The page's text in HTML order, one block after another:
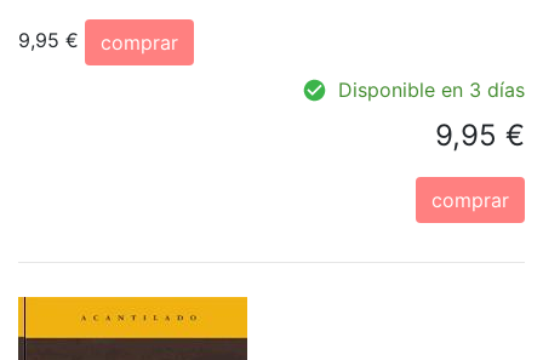
9,95 €
comprar
Disponible en 3 días
9,95 €
comprar